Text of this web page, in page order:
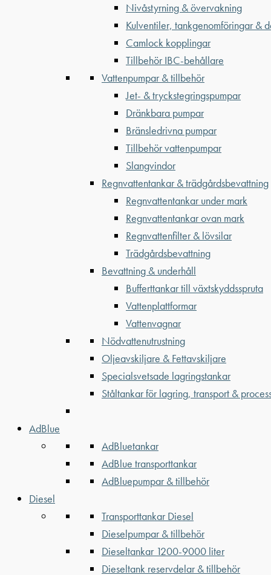
Nivåstyrning & övervakning
Kulventiler, tankgenomföringar &
Camlock kopplingar
Tillbehör IBC-behållare
Vattenpumpar & tillbehör
Jet- & tryckstegringspumpar
Dränkbara pumpar
Bränsledrivna pumpar
Tillbehör vattenpumpar
Slangvindor
Regnvattentankar & trädgårdsbevattning
Regnvattentankar under mark
Regnvattentankar ovan mark
Regnvattenfilter & lövsilar
Trädgårdsbevattning
Bevattning & underhåll
Bufferttankar till växtskyddsspruta
Vattenplattformar
Vattenvagnar
Nödvattenutrustning
Oljeavskiljare & Fettavskiljare
Specialsvetsade lagringstankar
Ståltankar för lagring, transport &
AdBlue
AdBluetankar
AdBlue transporttankar
AdBluepumpar & tillbehör
Diesel
Transporttankar Diesel
Dieselpumpar & tillbehör
Dieseltankar 1200-9000 liter
Dieseltank reservdelar & tillbehör